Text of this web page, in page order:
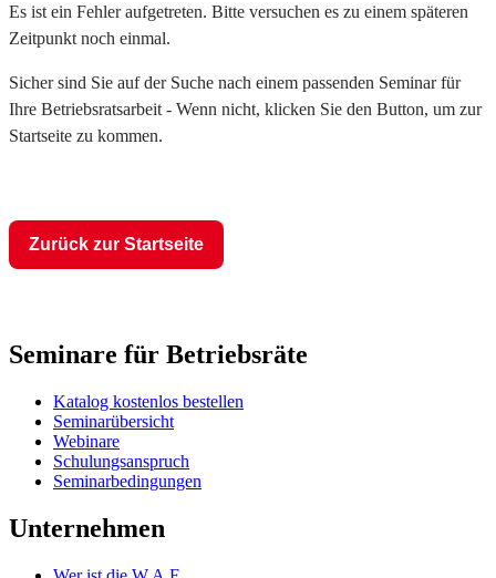
Es ist ein Fehler aufgetreten. Bitte versuchen es zu einem späteren
Zeitpunkt noch einmal.
Sicher sind Sie auf der Suche nach einem passenden Seminar für
Ihre Betriebsratsarbeit - Wenn nicht, klicken Sie den Button, um zur
Startseite zu kommen.
Zurück zur Startseite
Seminare für Betriebsräte
Katalog kostenlos bestellen
Seminarübersicht
Webinare
Schulungsanspruch
Seminarbedingungen
Unternehmen